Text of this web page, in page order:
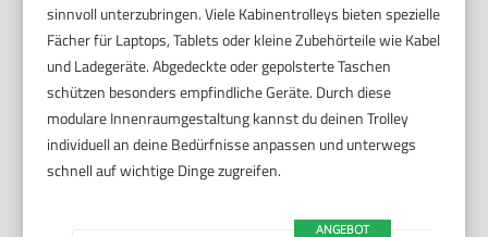
sinnvoll unterzubringen. Viele Kabinentrolleys bieten spezielle
Fächer für Laptops, Tablets oder kleine Zubehörteile wie Kabel
und Ladegeräte. Abgedeckte oder gepolsterte Taschen
schützen besonders empfindliche Geräte. Durch diese
modulare Innenraumgestaltung kannst du deinen Trolley
individuell an deine Bedürfnisse anpassen und unterwegs
schnell auf wichtige Dinge zugreifen.
ANGEBOT